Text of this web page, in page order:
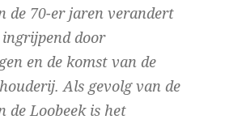
de 70-er jaren verandert
door
en de komst van de
Als gevolg van de
de Loobeek is het